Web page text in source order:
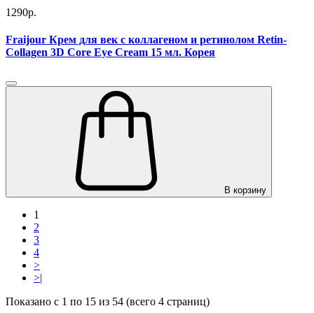
1290р.
Fraijour Крем для век с коллагеном и ретинолом Retin-
Collagen 3D Core Eye Cream 15 мл. Корея
В корзину
1
2
3
4
>
>|
Показано с 1 по 15 из 54 (всего 4 страниц)